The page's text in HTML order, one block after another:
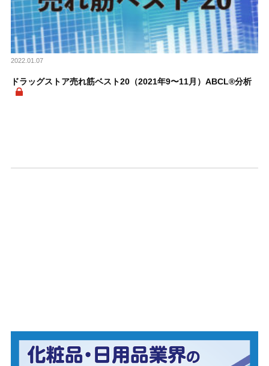
2022.01.07
ドラッグストア売れ筋ベスト20（2021年9〜11月）ABCL®分析